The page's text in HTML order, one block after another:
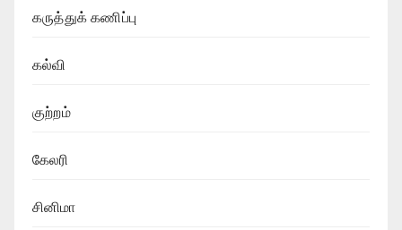
கருத்துக் கணிப்பு
கல்வி
குற்றம்
கேலரி
சினிமா